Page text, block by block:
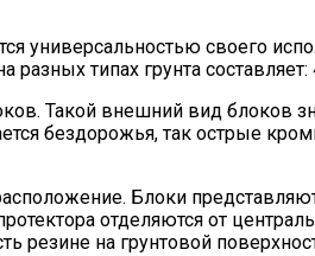
универсальностью своего
типах грунта составляет:
Такой внешний вид блоков
бездорожья, так острые
Блоки
отделяются от
резине на грунтовой